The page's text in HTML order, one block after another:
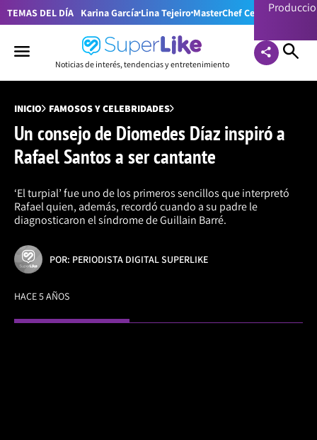
TEMAS DEL DÍA Karina García Lina Tejeiro MasterChef Celebrity
Noticias de interés, tendencias y entretenimiento
INICIO FAMOSOS Y CELEBRIDADES
Un consejo de Diomedes Díaz inspiró a
Rafael Santos a ser cantante
‘El turpial’ fue uno de los primeros sencillos que interpretó
Rafael quien, además, recordó cuando a su padre le
diagnosticaron el síndrome de Guillain Barré.
POR: PERIODISTA DIGITAL SUPERLIKE
HACE 5 AÑOS